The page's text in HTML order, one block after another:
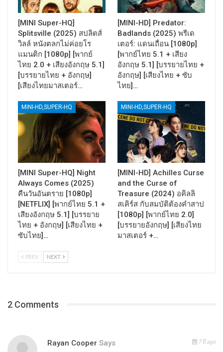
[MINI Super-HQ]
Splitsville (2025) สปลิตส์
วิลล์ หนังตลกไม่ค่อยโร
แมนติก [1080p] [พากย์
ไทย 2.0 + เสียงอังกฤษ 5.1]
[บรรยายไทย + อังกฤษ]
[เสียงไทยมาสเตอร์…
[MINI-HD] Predator:
Badlands (2025) พรีเด
เตอร์: แดนเถื่อน [1080p]
[พากย์ไทย 5.1 + เสียง
อังกฤษ 5.1] [บรรยายไทย +
อังกฤษ] [เสียงไทย + ซับ
ไทย]…
MINI-HD,SUPER-HQ
[MINI Super-HQ] Night
Always Comes (2025)
คืนวันอันตราย [1080p]
[NETFLIX] [พากย์ไทย 5.1 +
เสียงอังกฤษ 5.1] [บรรยาย
ไทย + อังกฤษ] [เสียงไทย +
ซับไทย]…
MINI-HD,SUPER-HQ
[MINI-HD] Achilles Curse
and the Curse of
Treasure (2024) อคิลลิ
สเคิร์ส กับสมบัติต้องคำสาป
[1080p] [พากย์ไทย 2.0]
[บรรยายอังกฤษ] [เสียงไทย
มาสเตอร์ +…
PREV NEXT
2 Comments
Rayan Cooper Says 7 ปี ago